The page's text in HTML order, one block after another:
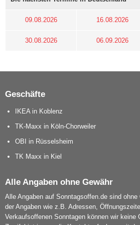
09.08.2026 16.08.2026
30.08.2026 06.09.2026
Geschäfte
IKEA in Koblenz
TK-Maxx in Köln-Chorweiler
OBI in Rüsselsheim
TK Maxx in Kiel
Alle Angaben ohne Gewähr
Alle Angaben auf Sonntagsoffen.de sind
der Angaben wie z.B. Adressen,
Verkaufsoffenen Sonntagen können wir keine